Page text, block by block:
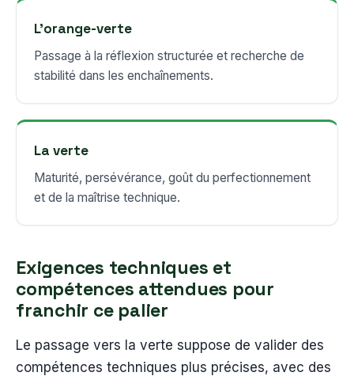
L’orange-verte
Passage à la réflexion structurée et recherche de
stabilité dans les enchaînements.
La verte
Maturité, persévérance, goût du perfectionnement
et de la maîtrise technique.
Exigences techniques et
compétences attendues pour
franchir ce palier
Le passage vers la verte suppose de valider des
compétences techniques plus précises, avec des